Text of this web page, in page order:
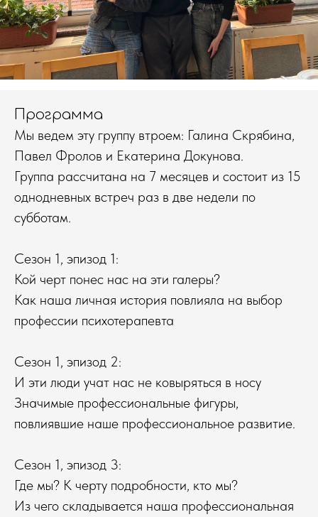
Программа
Мы ведем эту группу втроем: Галина Скрябина,
Павел Фролов и Екатерина Докунова.
Группа рассчитана на 7 месяцев и состоит из 15
однодневных встреч раз в две недели по
субботам.
Сезон 1, эпизод 1:
Кой черт понес нас на эти галеры?
Как наша личная история повлияла на выбор
профессии психотерапевта
Сезон 1, эпизод 2:
И эти люди учат нас не ковыряться в носу
Значимые профессиональные фигуры,
повлиявшие наше профессиональное развитие.
Сезон 1, эпизод 3:
Где мы? К черту подробности, кто мы?
Из чего складывается наша профессиональная